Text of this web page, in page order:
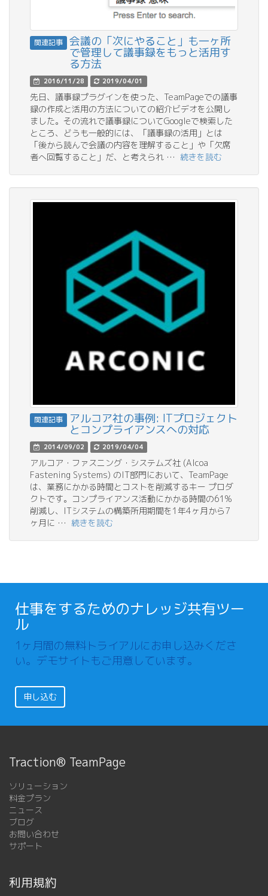
関連記事 会議の「次にやること」も一ヶ所
で管理して議事録をもっと活用す
る方法
2016/11/28 2019/04/01
先日、議事録プラグインを使った、TeamPageでの議事
録の作成と活用の方法についての紹介ビデオを公開し
ました。その流れで議事録についてGoogleで検索した
ところ、どうも一般的には、「議事録の活用」とは
「後から読んで会議の内容を理解すること」や「欠席
者へ回覧すること」だ、と考えられ … 続きを読む
関連記事 アルコア社の事例: ITプロジェクト
とコンプライアンスへの対応
2014/09/02 2019/04/04
アルコア・ファスニング・システムズ社 (Alcoa
Fastening Systems) のIT部門において、TeamPage
は、業務にかかる時間とコストを削減するキー プロダ
クトです。コンプライアンス活動にかかる時間の61%
削減し、ITシステムの構築所用期間を1年4ヶ月から7
ヶ月に … 続きを読む
仕事をするためのナレッジ共有ツー
ル
1ヶ月間の無料トライアルにお申し込みくださ
い。デモサイトもご用意しています。
申し込む
Traction® TeamPage
ソリューション
料金プラン
ニュース
ブログ
お問い合わせ
サポート
利用規約